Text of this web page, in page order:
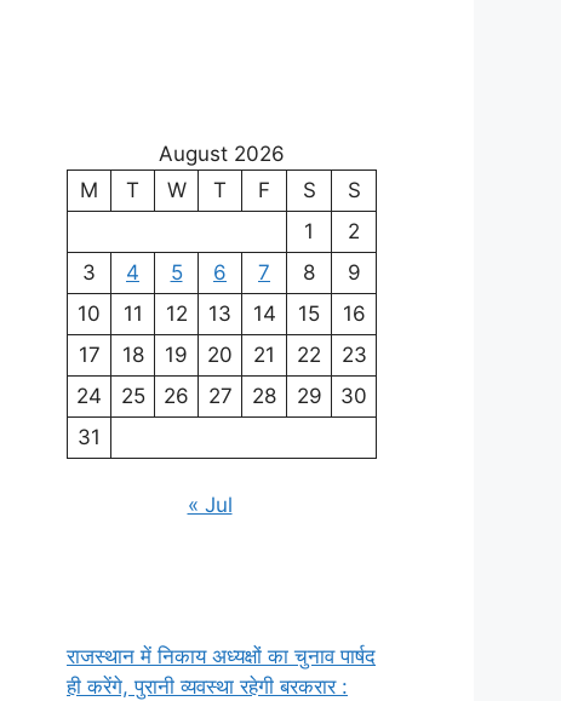
August 2026
M
T W T F S
S
1
2
3
4 5 6 7 8
9
10
11 12 13 14 15
16
17
18 19 20 21 22
23
24
25 26 27 28 29
30
31
« Jul
राजस्थान में निकाय अध्यक्षों का चुनाव पार्षद
ही करेंगे, पुरानी व्यवस्था रहेगी बरकरार :